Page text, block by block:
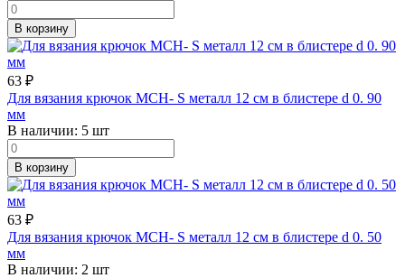
В корзину
63 ₽
Для вязания крючок MCH- S металл 12 см в блистере d 0. 90
мм
В наличии: 5 шт
В корзину
63 ₽
Для вязания крючок MCH- S металл 12 см в блистере d 0. 50
мм
В наличии: 2 шт